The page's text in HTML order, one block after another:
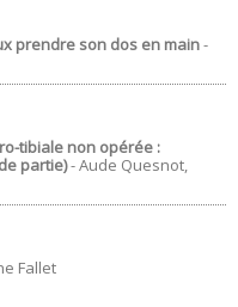
prendre son dos en main-
tibiale non opérée :
partie)- Aude Quesnot,
Fallet